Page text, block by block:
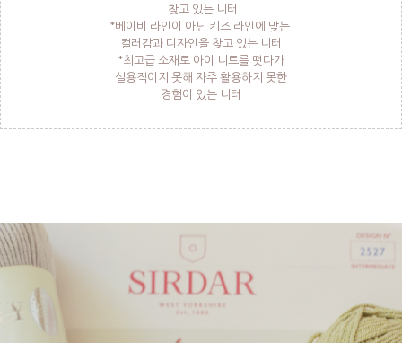
찾고 있는 니터
*베이비 라인이 아닌 키즈 라인에 맞는
컬러감과 디자인을 찾고 있는 니터
*최고급 소재로 아이 니트를 떳다가
실용적이지 못해 자주 활용하지 못한
경험이 있는 니터